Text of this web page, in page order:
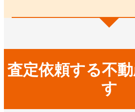
査定依頼する不
す